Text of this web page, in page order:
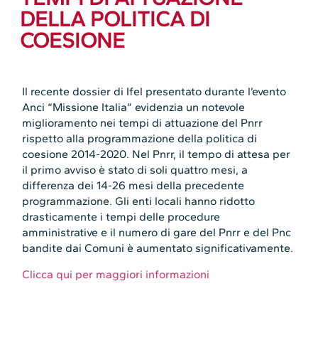
DELLA POLITICA DI
COESIONE
Il recente dossier di Ifel presentato durante l’evento
Anci “Missione Italia” evidenzia un notevole
miglioramento nei tempi di attuazione del Pnrr
rispetto alla programmazione della politica di
coesione 2014-2020. Nel Pnrr, il tempo di attesa per
il primo avviso è stato di soli quattro mesi, a
differenza dei 14-26 mesi della precedente
programmazione. Gli enti locali hanno ridotto
drasticamente i tempi delle procedure
amministrative e il numero di gare del Pnrr e del Pnc
bandite dai Comuni è aumentato significativamente.
Clicca qui per maggiori informazioni